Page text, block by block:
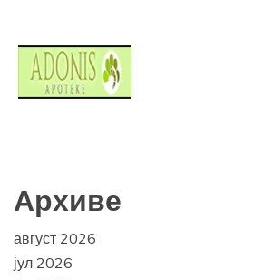
Архиве
август 2026
јул 2026